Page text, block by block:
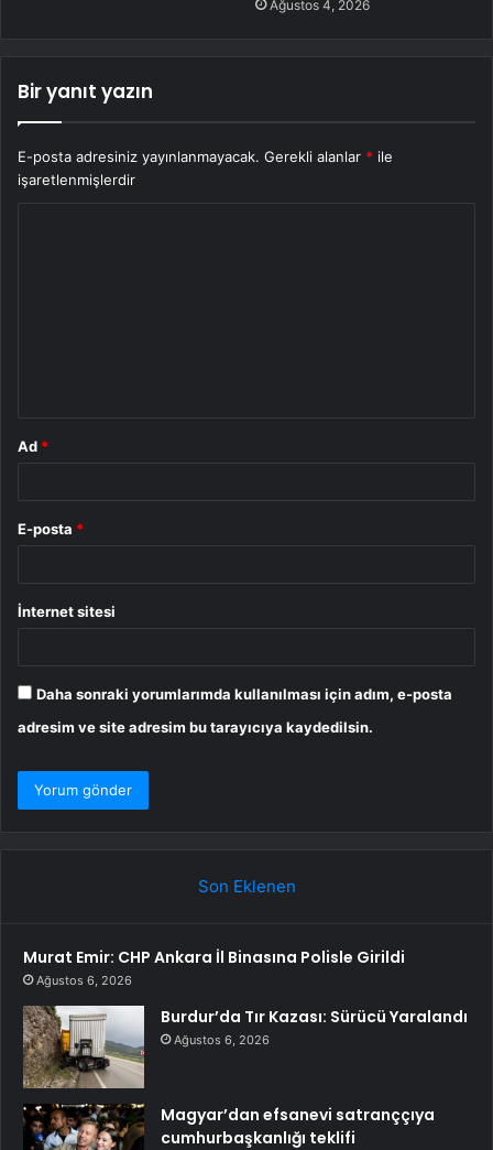
Ağustos 4, 2026
Bir yanıt yazın
E-posta adresiniz yayınlanmayacak. Gerekli alanlar * ile
işaretlenmişlerdir
Ad *
E-posta *
İnternet sitesi
Daha sonraki yorumlarımda kullanılması için adım, e-posta
adresim ve site adresim bu tarayıcıya kaydedilsin.
Son Eklenen
Murat Emir: CHP Ankara İl Binasına Polisle Girildi
Ağustos 6, 2026
Burdur’da Tır Kazası: Sürücü Yaralandı
Ağustos 6, 2026
Magyar’dan efsanevi satranççıya
cumhurbaşkanlığı teklifi